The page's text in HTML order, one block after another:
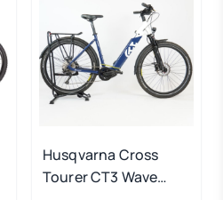
Husqvarna Cross
Tourer CT3 Wave